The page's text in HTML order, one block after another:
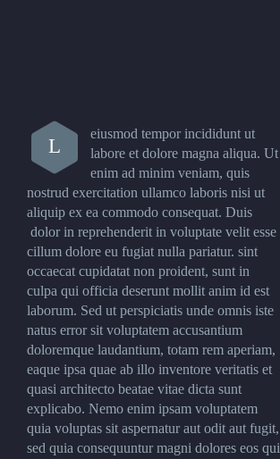
L
eiusmod tempor incididunt ut
labore et dolore magna aliqua. Ut
enim ad minim veniam, quis
nostrud exercitation ullamco laboris nisi ut
aliquip ex ea commodo consequat. Duis
dolor in reprehenderit in voluptate velit esse
cillum dolore eu fugiat nulla pariatur. sint
occaecat cupidatat non proident, sunt in
culpa qui officia deserunt mollit anim id est
laborum. Sed ut perspiciatis unde omnis iste
natus error sit voluptatem accusantium
doloremque laudantium, totam rem aperiam,
eaque ipsa quae ab illo inventore veritatis et
quasi architecto beatae vitae dicta sunt
explicabo. Nemo enim ipsam voluptatem
quia voluptas sit aspernatur aut odit aut fugit,
sed quia consequuntur magni dolores eos qui